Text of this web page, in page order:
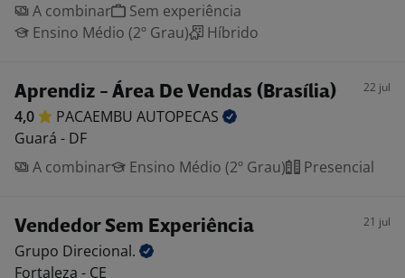
A combinar
Sem experiência
Ensino Médio (2º Grau)
Híbrido
Aprendiz - Área De Vendas (Brasília) 22 jul
4,0 PACAEMBU AUTOPECAS
Guará - DF
A combinar
Ensino Médio (2º Grau) Presencial
Vendedor Sem Experiência 21 jul
Grupo Direcional.
Fortaleza - CE